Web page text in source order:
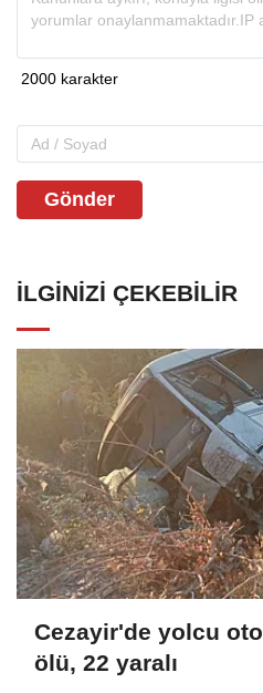
Gönder
İLGINIZI ÇEKEBILIR
Cezayir'de yolcu
ölü, 22 yaralı